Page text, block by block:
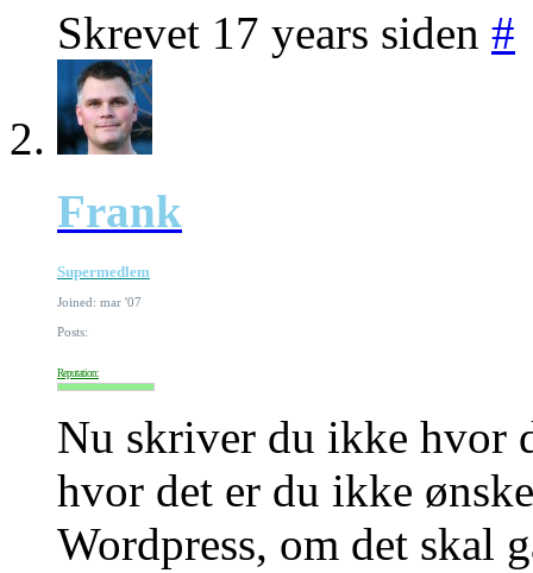
Skrevet 17 years siden #
Frank
Supermedlem
Joined: mar '07
Posts:
Reputation:
Nu skriver du ikke hvor
hvor det er du ikke
Wordpress, om det skal